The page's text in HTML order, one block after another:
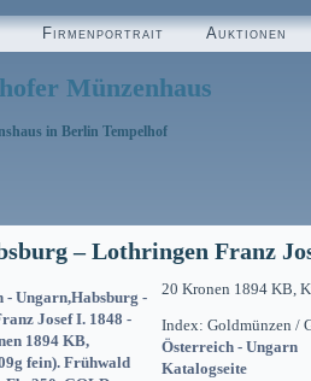
Firmenportrait Auktionen
Münzenhaus
in Berlin Tempelhof
– Lothringen Franz
20 Kronen 1894 KB,
Index: Goldmünzen /
Österreich - Ungarn
Katalogseite